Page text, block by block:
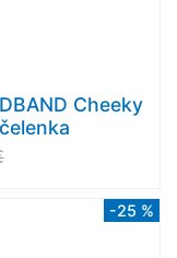
Cheeky
-25 %